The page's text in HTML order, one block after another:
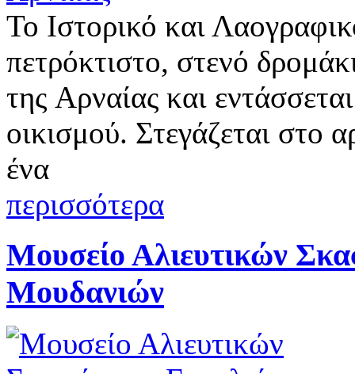
Το Ιστορικό και
πετρόκτιστο, στενό
της Αρναίας και
οικισμού. Στεγάζεται στο
ένα
περισσότερα
Μουσείο Αλιευτικών
Μουδανιών